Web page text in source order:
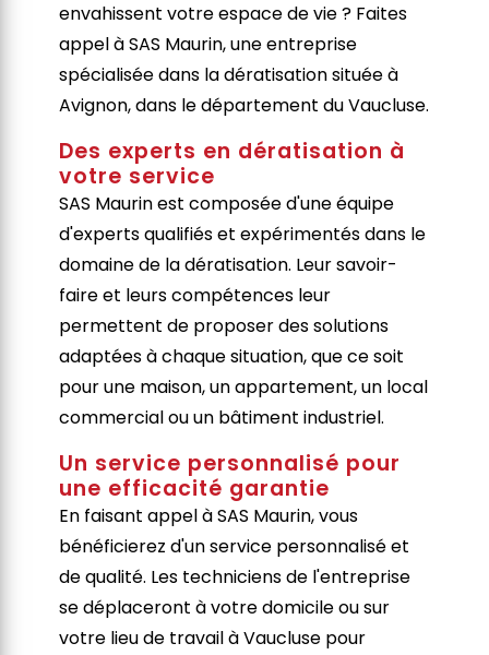
envahissent votre espace de vie ? Faites
appel à SAS Maurin, une entreprise
spécialisée dans la dératisation située à
Avignon, dans le département du Vaucluse.
Des experts en dératisation à
votre service
SAS Maurin est composée d'une équipe
d'experts qualifiés et expérimentés dans le
domaine de la dératisation. Leur savoir-
faire et leurs compétences leur
permettent de proposer des solutions
adaptées à chaque situation, que ce soit
pour une maison, un appartement, un local
commercial ou un bâtiment industriel.
Un service personnalisé pour
une efficacité garantie
En faisant appel à SAS Maurin, vous
bénéficierez d'un service personnalisé et
de qualité. Les techniciens de l'entreprise
se déplaceront à votre domicile ou sur
votre lieu de travail à Vaucluse pour